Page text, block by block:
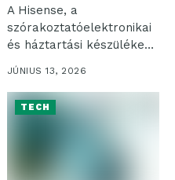
A Hisense, a
szórakoztatóelektronikai
és háztartási készülékek
piacának egyik vezető
globális szereplője...
JÚNIUS 13, 2026
TECH